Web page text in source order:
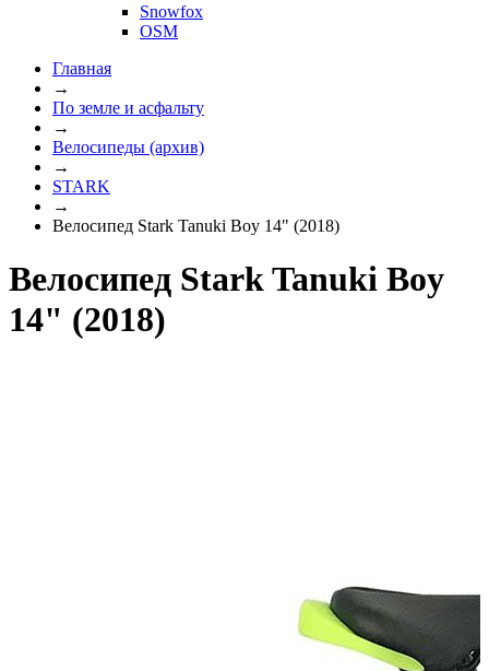
Snowfox
OSM
Главная
→
По земле и асфальту
→
Велосипеды (архив)
→
STARK
→
Велосипед Stark Tanuki Boy 14" (2018)
Велосипед Stark Tanuki Boy
14" (2018)